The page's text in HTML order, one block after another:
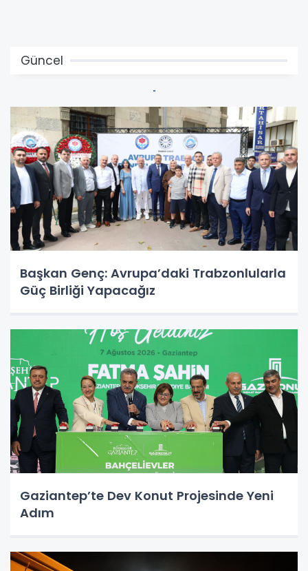
Güncel
Başkan Genç: Avrupa’daki Trabzonlularla
Güç Birliği Yapacağız
Gaziantep’te Dev Konut Projesinde Yeni
Adım